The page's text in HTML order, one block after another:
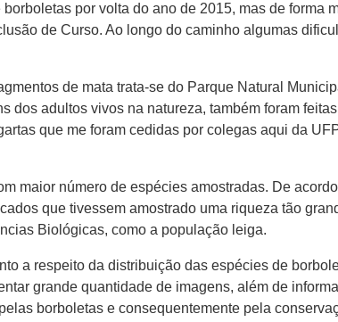
por volta do ano de 2015, mas de forma
de Curso. Ao longo do caminho algumas
de mata trata-se do Parque Natural
dos adultos vivos na natureza, também foram
que me foram cedidas por colegas aqui da
maior número de espécies amostradas. De
que tivessem amostrado uma riqueza tão
Biológicas, como a população leiga.
a respeito da distribuição das espécies de
grande quantidade de imagens, além de
borboletas e consequentemente pela